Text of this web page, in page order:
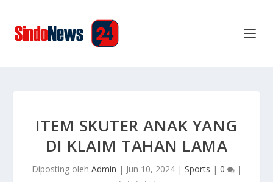
ITEM SKUTER ANAK YANG
DI KLAIM TAHAN LAMA
Diposting oleh Admin | Jun 10, 2024| Sports | 0 |